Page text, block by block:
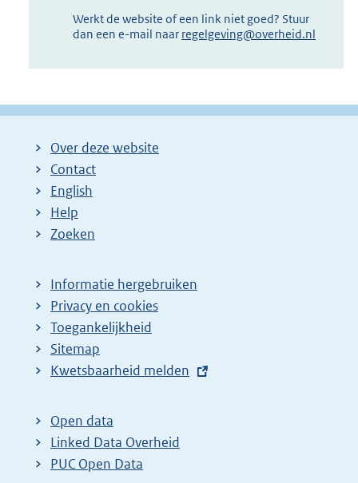
Werkt de website of een link niet goed? Stuur
dan een e-mail naar regelgeving@overheid.nl
Over deze website
Contact
English
Help
Zoeken
Informatie hergebruiken
Privacy en cookies
Toegankelijkheid
Sitemap
E
t
e
r
Kwetsbaarheid melden
Open data
Linked Data Overheid
PUC Open Data